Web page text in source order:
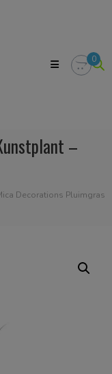
0
–
Decorations Pluimgras